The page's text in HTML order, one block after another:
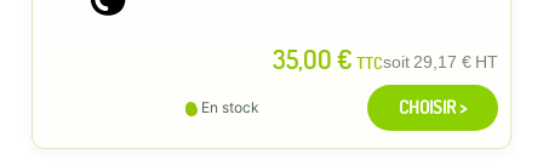
35,00 € TTCsoit29,17 € HT
En stock CHOISIR >